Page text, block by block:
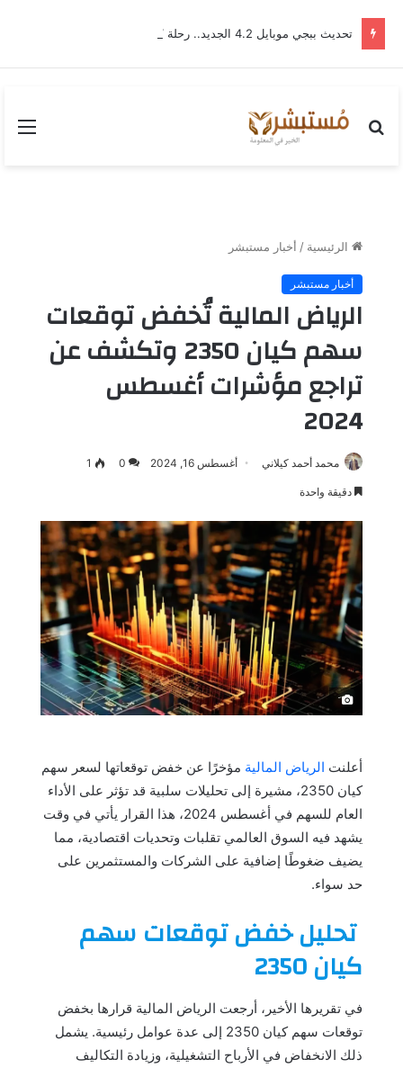
بحث
الرئيسية / أخبار مستبشر
أخبار مستبشر
الرياض المالية تُخفض توقعات
سهم كيان 2350 وتكشف عن
تراجع مؤشرات أغسطس
2024
محمد أحمد كيلاني أغسطس 16, 2024 0
1
دقيقة واحدة
َ
أعلنت الرياض المالية مؤخرًا عن خفض توقعاتها لسعر سهم
كيان 2350، مشيرة إلى تحليلات سلبية قد تؤثر على الأداء
العام للسهم في أغسطس 2024، هذا القرار يأتي في وقت
يشهد فيه السوق العالمي تقلبات وتحديات اقتصادية، مما
يضيف ضغوطًا إضافية على الشركات والمستثمرين على
حد سواء.
تحليل خفض توقعات سهم
كيان 2350
في تقريرها الأخير، أرجعت الرياض المالية قرارها بخفض
توقعات سهم كيان 2350 إلى عدة عوامل رئيسية. يشمل
ذلك الانخفاض في الأرباح التشغيلية، وزيادة التكاليف